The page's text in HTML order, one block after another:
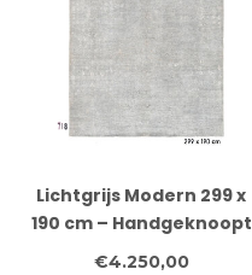
Lichtgrijs Modern 299 x
190 cm – Handgeknoopt
wollen vloerkleed in
€4.250,00